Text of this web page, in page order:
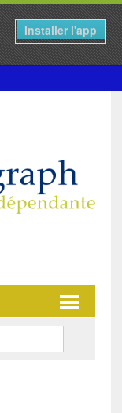
Installer l'app